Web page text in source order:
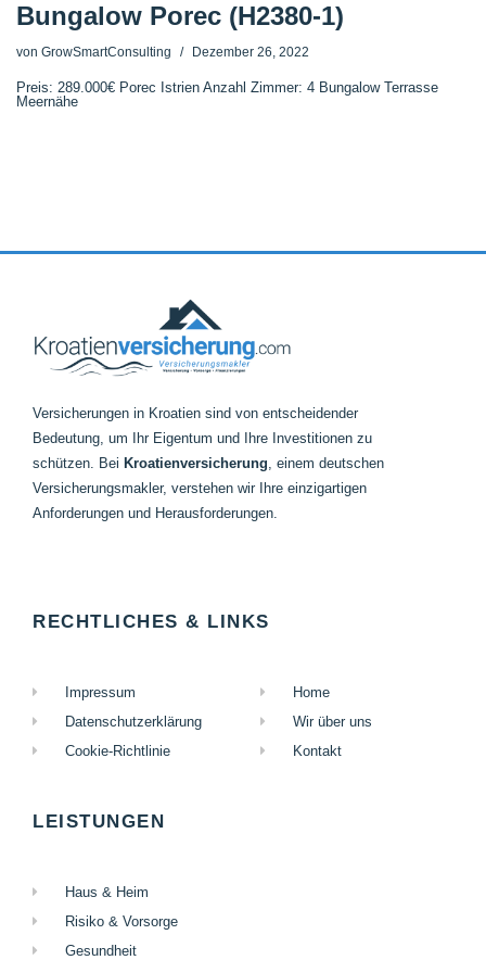
Bungalow Porec (H2380-1)
von GrowSmartConsulting Dezember 26, 2022
Preis: 289.000€ Porec Istrien Anzahl Zimmer: 4 Bungalow Terrasse
Meernähe
Versicherungen in Kroatien sind von entscheidender
Bedeutung, um Ihr Eigentum und Ihre Investitionen zu
schützen. Bei Kroatienversicherung, einem deutschen
Versicherungsmakler, verstehen wir Ihre einzigartigen
Anforderungen und Herausforderungen.
RECHTLICHES & LINKS
Impressum
Datenschutzerklärung
Cookie-Richtlinie
Home
Wir über uns
Kontakt
LEISTUNGEN
Haus & Heim
Risiko & Vorsorge
Gesundheit